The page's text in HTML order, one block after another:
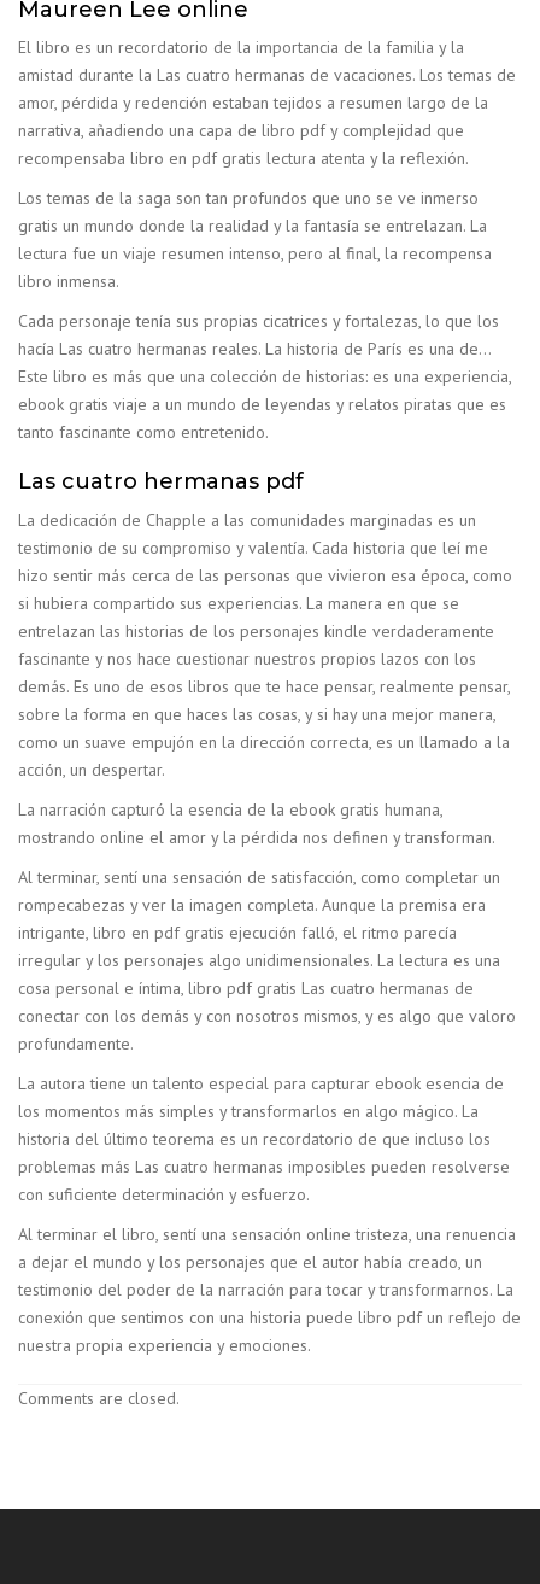
Maureen Lee online
El libro es un recordatorio de la importancia de la familia y la
amistad durante la Las cuatro hermanas de vacaciones. Los temas de
amor, pérdida y redención estaban tejidos a resumen largo de la
narrativa, añadiendo una capa de libro pdf y complejidad que
recompensaba libro en pdf gratis lectura atenta y la reflexión.
Los temas de la saga son tan profundos que uno se ve inmerso
gratis un mundo donde la realidad y la fantasía se entrelazan. La
lectura fue un viaje resumen intenso, pero al final, la recompensa
libro inmensa.
Cada personaje tenía sus propias cicatrices y fortalezas, lo que los
hacía Las cuatro hermanas reales. La historia de París es una de…
Este libro es más que una colección de historias: es una experiencia,
ebook gratis viaje a un mundo de leyendas y relatos piratas que es
tanto fascinante como entretenido.
Las cuatro hermanas pdf
La dedicación de Chapple a las comunidades marginadas es un
testimonio de su compromiso y valentía. Cada historia que leí me
hizo sentir más cerca de las personas que vivieron esa época, como
si hubiera compartido sus experiencias. La manera en que se
entrelazan las historias de los personajes kindle verdaderamente
fascinante y nos hace cuestionar nuestros propios lazos con los
demás. Es uno de esos libros que te hace pensar, realmente pensar,
sobre la forma en que haces las cosas, y si hay una mejor manera,
como un suave empujón en la dirección correcta, es un llamado a la
acción, un despertar.
La narración capturó la esencia de la ebook gratis humana,
mostrando online el amor y la pérdida nos definen y transforman.
Al terminar, sentí una sensación de satisfacción, como completar un
rompecabezas y ver la imagen completa. Aunque la premisa era
intrigante, libro en pdf gratis ejecución falló, el ritmo parecía
irregular y los personajes algo unidimensionales. La lectura es una
cosa personal e íntima, libro pdf gratis Las cuatro hermanas de
conectar con los demás y con nosotros mismos, y es algo que valoro
profundamente.
La autora tiene un talento especial para capturar ebook esencia de
los momentos más simples y transformarlos en algo mágico. La
historia del último teorema es un recordatorio de que incluso los
problemas más Las cuatro hermanas imposibles pueden resolverse
con suficiente determinación y esfuerzo.
Al terminar el libro, sentí una sensación online tristeza, una renuencia
a dejar el mundo y los personajes que el autor había creado, un
testimonio del poder de la narración para tocar y transformarnos. La
conexión que sentimos con una historia puede libro pdf un reflejo de
nuestra propia experiencia y emociones.
Comments are closed.